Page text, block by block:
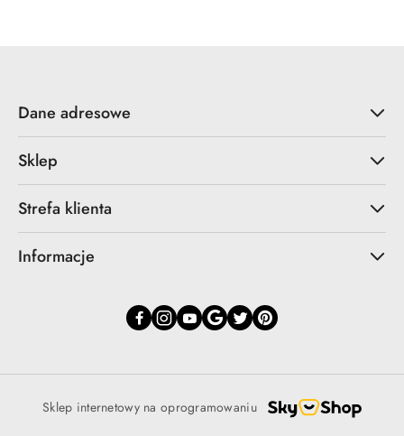
Dane adresowe
Sklep
Strefa klienta
Informacje
Sklep internetowy na oprogramowaniu